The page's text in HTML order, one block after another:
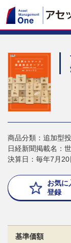
商品分類：追加型
日経新聞掲載名：
決算日：毎年7月20
お気に
登録
基準価額